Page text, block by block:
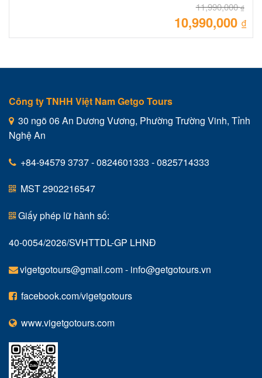
11,990,000₫
gốc
10,990,000 ₫
Giá
Công ty TNHH Việt Nam Getgo Tours
30 ngõ 06 An Dương Vương, Phường Trường Vinh, Tỉnh
Nghệ An
+84-94579 3737 - 0824601333 - 0825714333
MST 2902216547
Giấy phép lữ hành số:
40-0054/2026/SVHTTDL-GP LHNĐ
vigetgotours@gmail.com- info@getgotours.vn
facebook.com/vigetgotours
www.vigetgotours.com